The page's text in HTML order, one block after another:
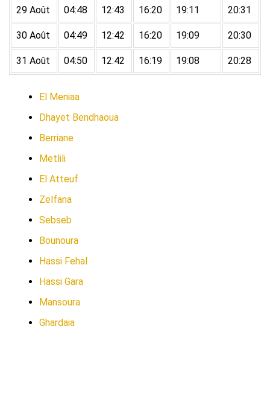
29 Août 04:48 12:43 16:20 19:11 20:31
30 Août 04:49 12:42 16:20 19:09 20:30
31 Août 04:50 12:42 16:19 19:08 20:28
El Meniaa
Dhayet Bendhaoua
Berriane
Metlili
El Atteuf
Zelfana
Sebseb
Bounoura
Hassi Fehal
Hassi Gara
Mansoura
Ghardaia